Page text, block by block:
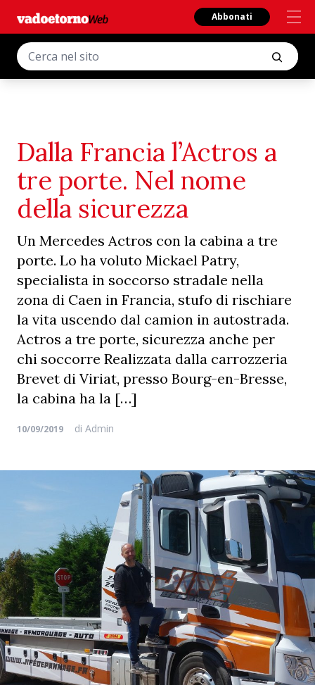
Abbonati
Dalla Francia l’Actros a
tre porte. Nel nome
della sicurezza
Un Mercedes Actros con la cabina a tre
porte. Lo ha voluto Mickael Patry,
specialista in soccorso stradale nella
zona di Caen in Francia, stufo di rischiare
la vita uscendo dal camion in autostrada.
Actros a tre porte, sicurezza anche per
chi soccorre Realizzata dalla carrozzeria
Brevet di Viriat, presso Bourg-en-Bresse,
la cabina ha la […]
10/09/2019 di Admin